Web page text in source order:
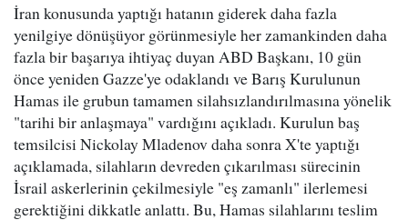
İran konusunda yaptığı hatanın giderek daha fazla
yenilgiye dönüşüyor görünmesiyle her zamankinden daha
fazla bir başarıya ihtiyaç duyan ABD Başkanı, 10 gün
önce yeniden Gazze'ye odaklandı ve Barış Kurulunun
Hamas ile grubun tamamen silahsızlandırılmasına yönelik
"tarihi bir anlaşmaya" vardığını açıkladı. Kurulun baş
temsilcisi Nickolay Mladenov daha sonra X'te yaptığı
açıklamada, silahların devreden çıkarılması sürecinin
İsrail askerlerinin çekilmesiyle "eş zamanlı" ilerlemesi
gerektiğini dikkatle anlattı. Bu, Hamas silahlarını teslim